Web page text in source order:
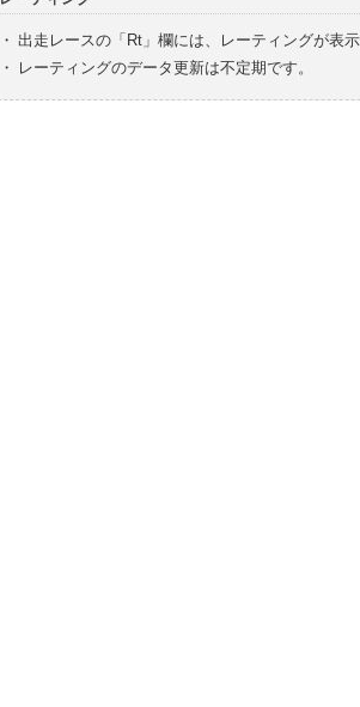
・ 出走レースの「Rt」欄には、レーティングが表
・
レーティングのデータ更新は不定期です。